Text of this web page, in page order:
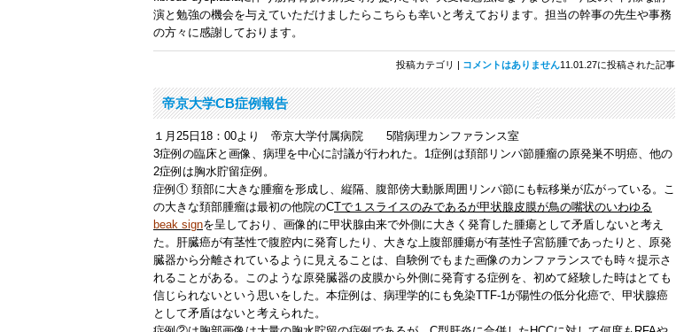
演と勉強の機会を与えていただけましたらこちらも幸いと考えております。担当の幹事の先生や事務
の方々に感謝しております。
投稿カテゴリ | コメントはありません11.01.27に投稿された記事
帝京大学CB症例報告
１月25日18：00より 帝京大学付属病院 5階病理カンファランス室
3症例の臨床と画像、病理を中心に討議が行われた。1症例は頚部リンパ節腫瘤の原発巣不明癌、他の
2症例は胸水貯留症例。
症例① 頚部に大きな腫瘤を形成し、縦隔、腹部傍大動脈周囲リンパ節にも転移巣が広がっている。こ
の大きな頚部腫瘤は最初の他院のCTで１スライスのみであるが甲状腺皮膜が鳥の嘴状のいわゆる
beak signを呈しており、画像的に甲状腺由来で外側に大きく発育した腫瘍として矛盾しないと考え
た。肝臓癌が有茎性で腹腔内に発育したり、大きな上腹部腫瘍が有茎性子宮筋腫であったりと、原発
臓器から分離されているように見えることは、自験例でもまた画像のカンファランスでも時々提示さ
れることがある。このような原発臓器の皮膜から外側に発育する症例を、初めて経験した時はとても
信じられないという思いをした。本症例は、病理学的にも免染TTF-1が陽性の低分化癌で、甲状腺癌
として矛盾はないと考えられた。